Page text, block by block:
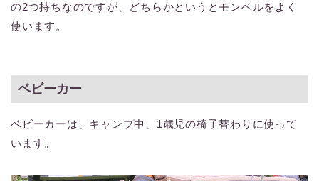
の2つ持ちなのですが、どちらかというとモンベルをよく
使います。
ベビーカー
ベビーカーは、キャンプ中、1歳児の椅子替わりに使って
います。